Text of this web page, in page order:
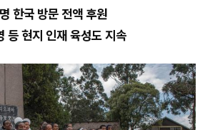
한국 방문 전액 후원
등 현지 인재 육성도 지속